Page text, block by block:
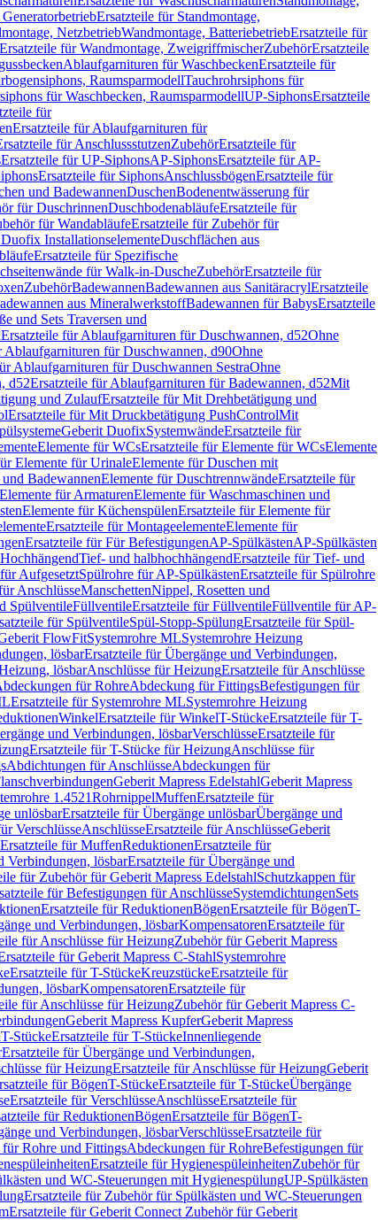
Ersatzteile für Standmontage,
NetzbetriebWandmontage, BatteriebetriebErsatzteile für
Ersatzteile für Wandmontage, ZweigriffmischerZubehörErsatzteile
Ablaufgarnituren für WaschbeckenErsatzteile für
RaumsparmodellTauchrohrsiphons für
für Waschbecken, RaumsparmodellUP-SiphonsErsatzteile
für
Ersatzteile für Ablaufgarnituren für
für AnschlussstutzenZubehörErsatzteile für
Ersatzteile für UP-SiphonsAP-SiphonsErsatzteile für AP-
Ersatzteile für SiphonsAnschlussbögenErsatzteile für
und BadewannenDuschenBodenentwässerung für
für DuschrinnenDuschbodenabläufeErsatzteile für
für WandabläufeErsatzteile für Zubehör für
InstallationselementeDuschflächen aus
Ersatzteile für Spezifische
für Walk-in-DuscheZubehörErsatzteile für
ZubehörBadewannenBadewannen aus SanitäracrylErsatzteile
aus MineralwerkstoffBadewannen für BabysErsatzteile
und Sets Traversen und
Ersatzteile für Ablaufgarnituren für Duschwannen, d52Ohne
Ablaufgarnituren für Duschwannen, d90Ohne
Ablaufgarnituren für Duschwannen SestraOhne
d52Ersatzteile für Ablaufgarnituren für Badewannen, d52Mit
und ZulaufErsatzteile für Mit Drehbetätigung und
Ersatzteile für Mit Druckbetätigung PushControlMit
Geberit DuofixSystemwändeErsatzteile für
Elemente für WCsErsatzteile für Elemente für WCsElemente
Elemente für UrinaleElemente für Duschen mit
BadewannenElemente für DuschtrennwändeErsatzteile für
für ArmaturenElemente für Waschmaschinen und
Elemente für KüchenspülenErsatzteile für Elemente für
Ersatzteile für MontageelementeElemente für
Ersatzteile für Für BefestigungenAP-SpülkästenAP-Spülkästen
Tief- und halbhochhängendErsatzteile für Tief- und
AufgesetztSpülrohre für AP-SpülkästenErsatzteile für Spülrohre
AnschlüsseManschettenNippel, Rosetten und
SpülventileFüllventileErsatzteile für FüllventileFüllventile für AP-
für SpülventileSpül-Stopp-SpülungErsatzteile für Spül-
FlowFitSystemrohre MLSystemrohre Heizung
lösbarErsatzteile für Übergänge und Verbindungen,
lösbarAnschlüsse für HeizungErsatzteile für Anschlüsse
für RohreAbdeckung für FittingsBefestigungen für
Ersatzteile für Systemrohre MLSystemrohre Heizung
WinkelErsatzteile für WinkelT-StückeErsatzteile für T-
und Verbindungen, lösbarVerschlüsseErsatzteile für
Ersatzteile für T-Stücke für HeizungAnschlüsse für
Abdichtungen für AnschlüsseAbdeckungen für
Geberit Mapress EdelstahlGeberit Mapress
1.4521RohrnippelMuffenErsatzteile für
unlösbarErsatzteile für Übergänge unlösbarÜbergänge und
VerschlüsseAnschlüsseErsatzteile für AnschlüsseGeberit
Ersatzteile für MuffenReduktionenErsatzteile für
Verbindungen, lösbarErsatzteile für Übergänge und
für Zubehör für Geberit Mapress EdelstahlSchutzkappen für
für Befestigungen für AnschlüsseSystemdichtungenSets
Ersatzteile für ReduktionenBögenErsatzteile für BögenT-
und Verbindungen, lösbarKompensatorenErsatzteile für
für Anschlüsse für HeizungZubehör für Geberit Mapress
für Geberit Mapress C-StahlSystemrohre
Ersatzteile für T-StückeKreuzstückeErsatzteile für
lösbarKompensatorenErsatzteile für
für Anschlüsse für HeizungZubehör für Geberit Mapress C-
Geberit Mapress KupferGeberit Mapress
T-StückeErsatzteile für T-StückeInnenliegende
Ersatzteile für Übergänge und Verbindungen,
für HeizungErsatzteile für Anschlüsse für HeizungGeberit
für BögenT-StückeErsatzteile für T-StückeÜbergänge
Ersatzteile für VerschlüsseAnschlüsseErsatzteile für
für ReduktionenBögenErsatzteile für BögenT-
und Verbindungen, lösbarVerschlüsseErsatzteile für
Rohre und FittingsAbdeckungen für RohreBefestigungen für
Ersatzteile für HygienespüleinheitenZubehör für
und WC-Steuerungen mit HygienespülungUP-Spülkästen
Ersatzteile für Zubehör für Spülkästen und WC-Steuerungen
Ersatzteile für Geberit Connect Zubehör für Geberit